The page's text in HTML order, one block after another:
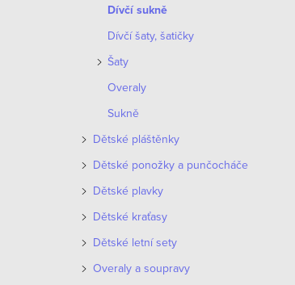
Dívčí sukně
Dívčí šaty, šatičky
Šaty
Overaly
Sukně
Dětské pláštěnky
Dětské ponožky a punčocháče
Dětské plavky
Dětské kraťasy
Dětské letní sety
Overaly a soupravy